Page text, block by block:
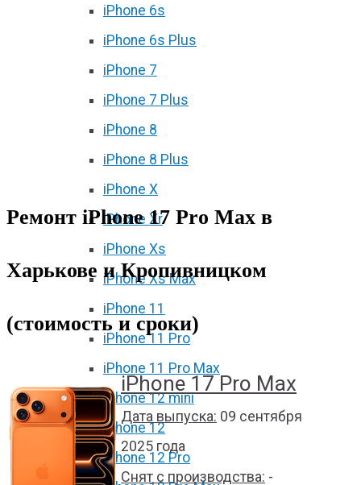
iPhone 6s
iPhone 6s Plus
iPhone 7
iPhone 7 Plus
iPhone 8
iPhone 8 Plus
iPhone X
iPhone Xr
iPhone Xs
iPhone Xs Max
iPhone 11
iPhone 11 Pro
iPhone 11 Pro Max
iPhone 12 mini
iPhone 12
iPhone 12 Pro
Ремонт iPhone 17 Pro Max в
Харькове и Кропивницком
(стоимость и сроки)
iPhone 17 Pro Max
Дата выпуска: 09 сентября
2025 года
Снят с производства: -